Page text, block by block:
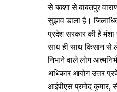
से बक्शा से बाबतपुर
सुझाव डाला है।
प्रदेश सरकार की है
साथ ही साथ किसान से
निभाने वाले लोग
अधिकार आयोग उत्तर
आईपीएस प्रमोद कुमार,